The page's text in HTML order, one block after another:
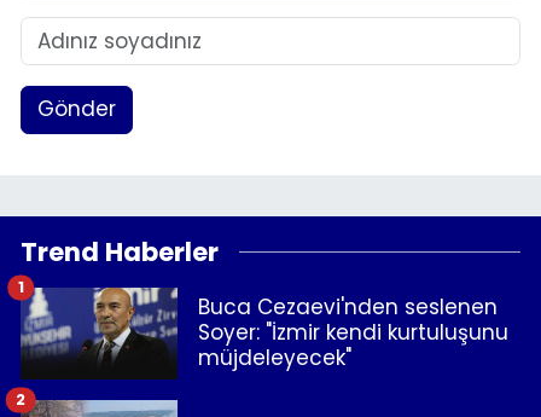
Gönder
Trend Haberler
Buca Cezaevi'nden seslenen
Soyer: "İzmir kendi kurtuluşunu
müjdeleyecek"
1
2